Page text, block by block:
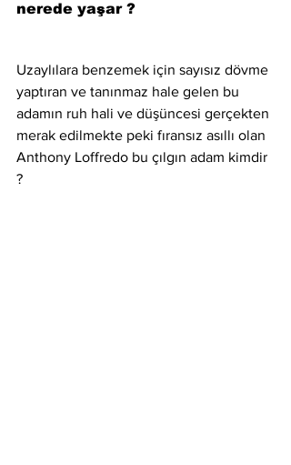
nerede yaşar ?
Uzaylılara benzemek için sayısız dövme
yaptıran ve tanınmaz hale gelen bu
adamın ruh hali ve düşüncesi gerçekten
merak edilmekte peki fıransız asıllı olan
Anthony Loffredo bu çılgın adam kimdir
?